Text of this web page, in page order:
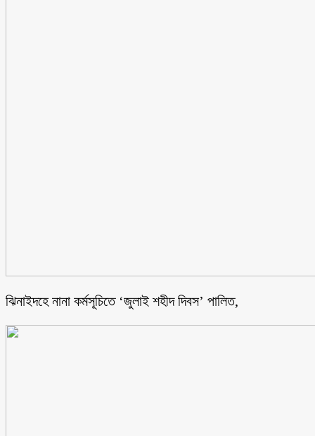
ঝিনাইদহে নানা কর্মসূচিতে ‘জুলাই শহীদ দিবস’ পালিত,